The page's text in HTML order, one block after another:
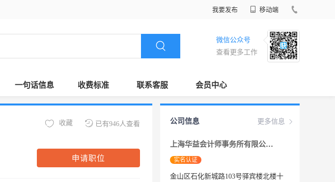
我要发布 移动端
微信公众号
查看更多工作
一句话信息 收费标准 联系客服 会员中心
已有946人查看
收藏
申请职位
更多信息
公司信息
上海华益会计师事务所有限公司
实名认证
金山区石化新城路103号驿宾楼北楼十